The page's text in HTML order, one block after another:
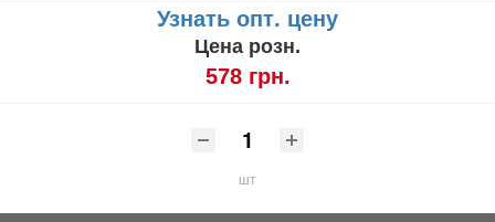
Узнать опт. цену
Цена розн.
578 грн.
шт